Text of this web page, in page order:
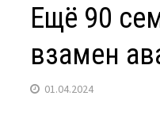
Ещё 90
взамен
01.04.2024